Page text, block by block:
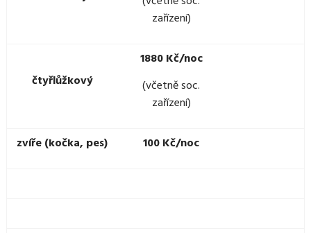
zařízení)
čtyřlůžkový
1880 Kč/noc
(včetně soc.
zařízení)
zvíře (kočka, pes) 100 Kč/noc